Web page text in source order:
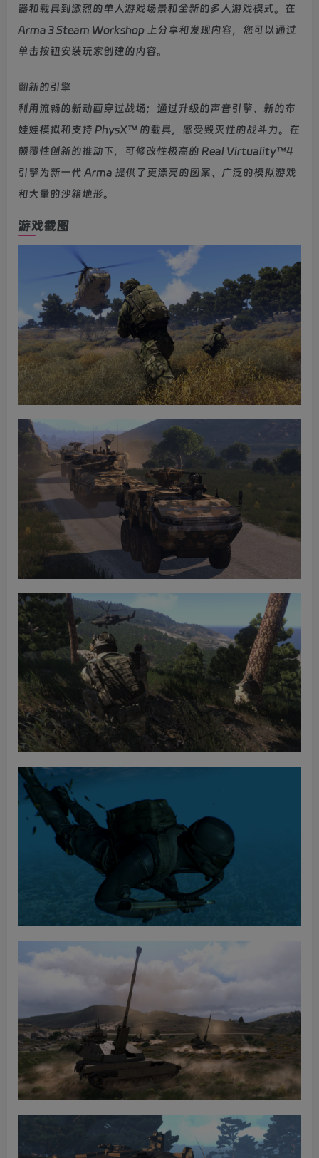
器和载具到激烈的单人游戏场景和全新的多人游戏模式。在
Arma 3 Steam Workshop 上分享和发现内容，您可以通过
单击按钮安装玩家创建的内容。
翻新的引擎
利用流畅的新动画穿过战场；通过升级的声音引擎、新的布
娃娃模拟和支持 PhysX™ 的载具，感受毁灭性的战斗力。在
颠覆性创新的推动下，可修改性极高的 Real Virtuality™4
引擎为新一代 Arma 提供了更漂亮的图案、广泛的模拟游戏
和大量的沙箱地形。
游戏截图